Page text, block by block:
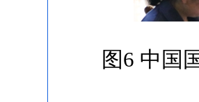
图 6 中国